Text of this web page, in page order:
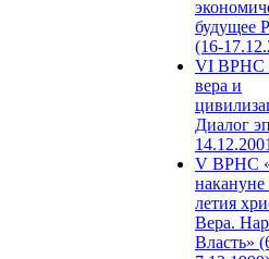
будущее
(16-
VI ВРНС
вера и
Диалог
V ВРНС
накануне
летия
Вера.
Власть»